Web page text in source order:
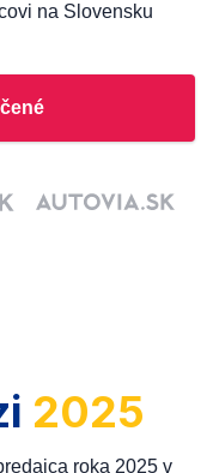
na Slovensku
2025
roka 2025 v